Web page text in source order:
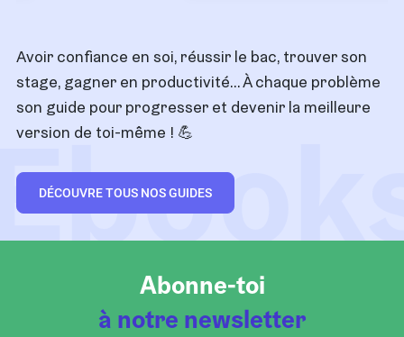
Avoir confiance en soi, réussir le bac, trouver son
stage, gagner en productivité… À chaque problème
son guide pour progresser et devenir la meilleure
version de toi-même ! 💪
DÉCOUVRE TOUS NOS GUIDES
Abonne-toi
à notre newsletter